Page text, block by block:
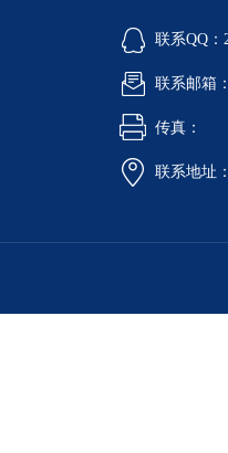
联系QQ：
联系邮箱
传真：
联系地址